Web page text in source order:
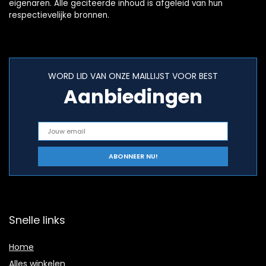
eigenaren. Alle geciteerde inhoud is afgeleid van hun
respectievelijke bronnen.
WORD LID VAN ONZE MAILLIJST VOOR BEST
Aanbiedingen
Snelle links
Home